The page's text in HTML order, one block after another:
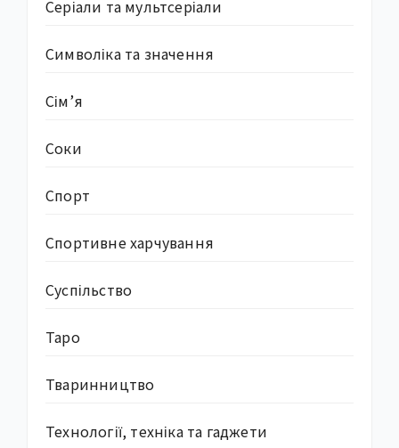
Серіали та мультсеріали
Символіка та значення
Сім’я
Соки
Спорт
Спортивне харчування
Суcпільство
Таро
Тваринництво
Технології, техніка та гаджети